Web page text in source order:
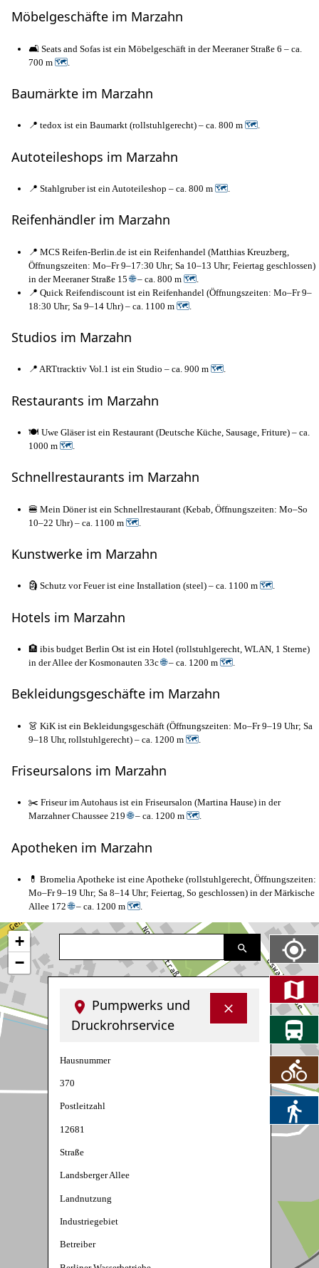
Möbelgeschäfte im Marzahn
🛋️ Seats and Sofas ist ein Möbelgeschäft in der Meeraner Straße 6 – ca.
700 m 🗺
Baumärkte im Marzahn
📍 tedox ist ein Baumarkt (rollstuhlgerecht) – ca. 800 m 🗺.
Autoteileshops im Marzahn
📍 Stahlgruber ist ein Autoteileshop – ca. 800 m 🗺
Reifenhändler im Marzahn
📍 MCS Reifen-Berlin.de ist ein Reifenhandel (Matthias Kreuzberg,
Öffnungszeiten: Mo–Fr 9–17:30 Uhr; Sa 10–13 Uhr; Feiertag geschlossen)
in der Meeraner Straße 15🌐– ca. 800 m 🗺
📍 Quick Reifendiscount ist ein Reifenhandel (Öffnungszeiten: Mo–Fr 9–
18:30 Uhr; Sa 9–14 Uhr) – ca. 1100 m 🗺
Studios im Marzahn
📍 ARTtracktiv Vol.1 ist ein Studio – ca. 900 m 🗺.
Restaurants im Marzahn
🍽️ Uwe Gläser ist ein Restaurant (Deutsche Küche, Sausage, Friture) – ca.
1000 m 🗺
Schnellrestaurants im Marzahn
🍔 Mein Döner ist ein Schnellrestaurant (Kebab, Öffnungszeiten: Mo–So
10–22 Uhr) – ca. 1100 m 🗺
Kunstwerke im Marzahn
🗿 Schutz vor Feuer ist eine Installation (steel) – ca. 1100 m 🗺.
Hotels im Marzahn
🏨 ibis budget Berlin Ost ist ein Hotel (rollstuhlgerecht, WLAN, 1 Sterne)
in der Allee der Kosmonauten 33c🌐– ca. 1200 m 🗺
Bekleidungsgeschäfte im Marzahn
👗 KiK ist ein Bekleidungsgeschäft (Öffnungszeiten: Mo–Fr 9–19 Uhr; Sa
9–18 Uhr, rollstuhlgerecht) – ca. 1200 m 🗺
Friseursalons im Marzahn
✂️ Friseur im Autohaus ist ein Friseursalon (Martina Hause) in der
Marzahner Chaussee 219🌐– ca. 1200 m 🗺.
Apotheken im Marzahn
💊 Bromelia Apotheke ist eine Apotheke (rollstuhlgerecht, Öffnungszeiten:
Mo–Fr 9–19 Uhr; Sa 8–14 Uhr; Feiertag, So geschlossen) in der Märkische
Allee 172🌐– ca. 1200 m 🗺
Pumpwerks und
Druckrohrservice
Hausnummer
370
Postleitzahl
12681
Straße
Landsberger Allee
Landnutzung
Industriegebiet
Betreiber
+
−